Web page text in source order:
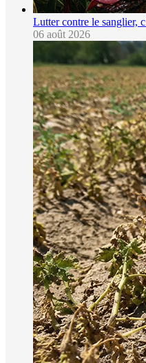
Lutter contre le sanglier,
06 août 2026